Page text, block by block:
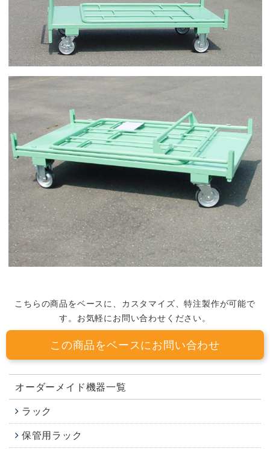
こちらの商品をベースに、カスタマイズ、特注製作が可能で
す。お気軽にお問い合わせください。
この商品をベースにお問い合わせ
オーダーメイド機器一覧
ラック
保管用ラック